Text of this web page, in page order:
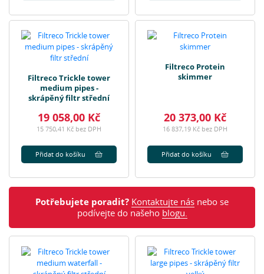
Filtreco Trickle tower
medium pipes -
skrápěný filtr střední
19 058,00 Kč
15 750,41 Kč bez DPH
Přidat do košíku
Filtreco Protein
skimmer
20 373,00 Kč
16 837,19 Kč bez DPH
Přidat do košíku
Potřebujete poradit? Kontaktujte nás nebo se
podívejte do našeho blogu.